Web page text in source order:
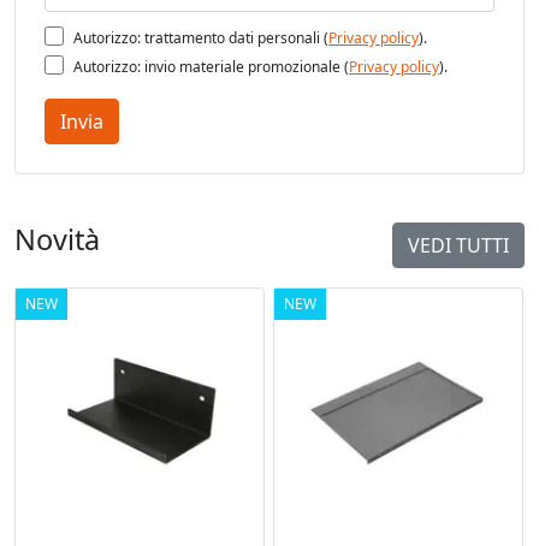
Autorizzo: trattamento dati personali (Privacy policy).
Autorizzo: invio materiale promozionale (Privacy policy).
Invia
Novità VEDI TUTTI
NEW NEW